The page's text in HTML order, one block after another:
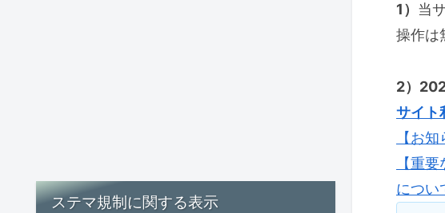
1） 当
操作は
2）
サイト
【お
【重
につい
ステマ規制に関する表示